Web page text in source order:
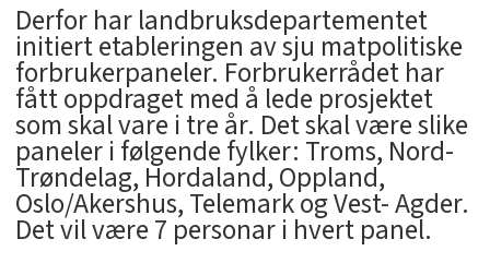
Derfor har landbruksdepartementet
initiert etableringen av sju matpolitiske
forbrukerpaneler. Forbrukerrådet har
fått oppdraget med å lede prosjektet
som skal vare i tre år. Det skal være slike
paneler i følgende fylker: Troms, Nord-
Trøndelag, Hordaland, Oppland,
Oslo/Akershus, Telemark og Vest- Agder.
Det vil være 7 personar i hvert panel.